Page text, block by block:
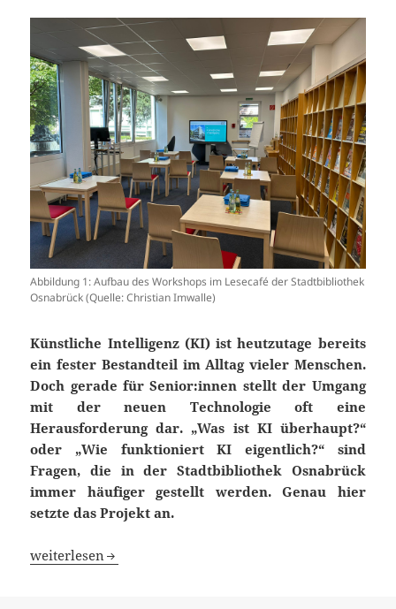
Abbildung 1: Aufbau des Workshops im Lesecafé der Stadtbibliothek
Osnabrück (Quelle: Christian Imwalle)
Künstliche Intelligenz (KI) ist heutzutage bereits
ein fester Bestandteil im Alltag vieler Menschen.
Doch gerade für Senior:innen stellt der Umgang
mit der neuen Technologie oft eine
Herausforderung dar. „Was ist KI überhaupt?“
oder „Wie funktioniert KI eigentlich?“ sind
Fragen, die in der Stadtbibliothek Osnabrück
immer häufiger gestellt werden. Genau hier
setzte das Projekt an.
„Was ist eigentlich Künstliche Intelligenz?“ – Ein
weiterlesen